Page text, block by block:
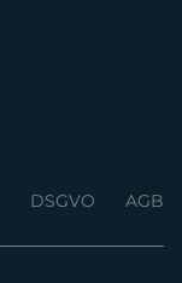
DSGVO AGB